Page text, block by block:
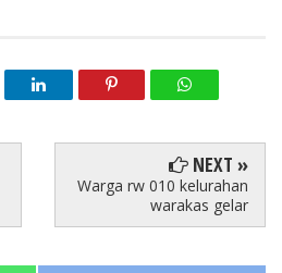
NEXT »
Warga rw 010 kelurahan
warakas gelar